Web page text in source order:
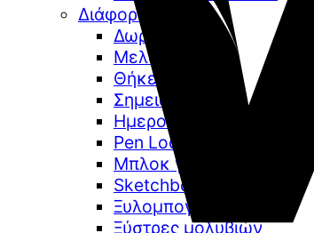
Διάφορα
Δωροκάρτες
Μελανοδοχεία
Θήκες στυλό
Σημειωματάρια
Ημερολόγια
Pen Loop
Μπλοκ γραφής
Sketchbooks
Ξυλομπογιές
Ξύστρες μολυβιών